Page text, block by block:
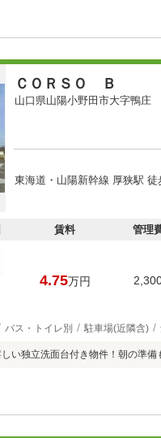
ＣＯＲＳＯ Ｂ
山口県山陽小野田市大字鴨庄
東海道・山陽新幹線 厚狭駅 徒
賃料 管理
4.75万円
バス・トイレ別 駐車場(近隣含)
い独立洗面台付き物件！朝の準備